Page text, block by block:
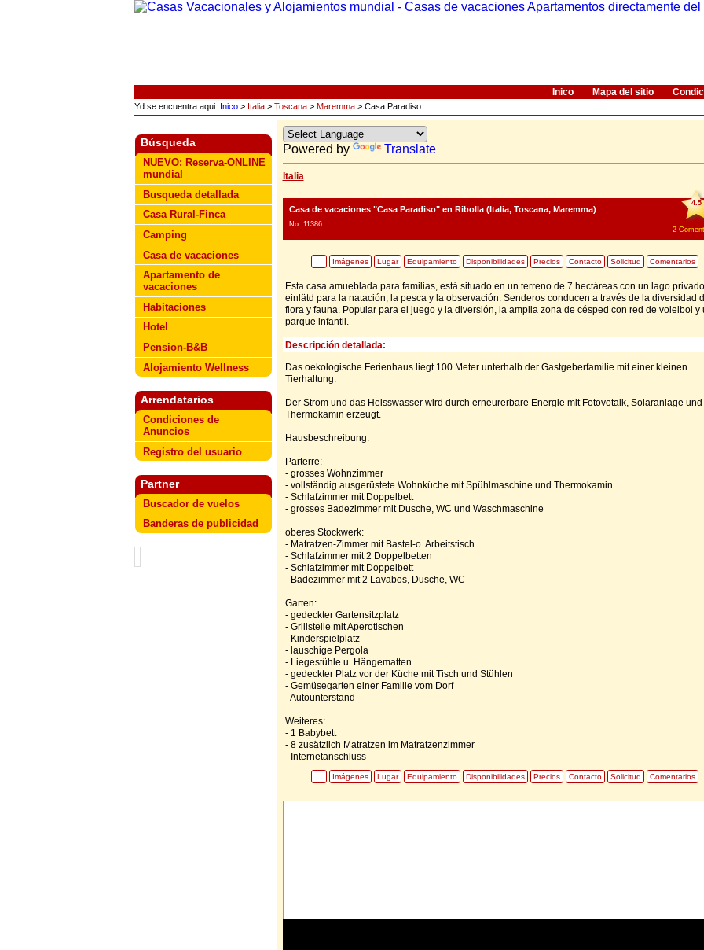
Inico Mapa del sitio
Yd se encuentra aqui: Inico> Italia> Toscana> Maremma> Casa Paradiso
Búsqueda
NUEVO: Reserva-ONLINE
mundial
Busqueda detallada
Casa Rural-Finca
Camping
Casa de vacaciones
Apartamento de
vacaciones
Habitaciones
Hotel
Pension-B&B
Alojamiento Wellness
Arrendatarios
Condiciones de
Anuncios
Registro del usuario
Partner
Buscador de vuelos
Banderas de publicidad
Powered by Translate
Italia
4.5
2
Casa de vacaciones "Casa Paradiso"en Ribolla (Italia, Toscana, Maremma)
No. 11386
Imágenes Lugar Equipamiento Disponibilidades Precios Contacto Solicitud Comentarios
Esta casa amueblada para familias, está situado en un terreno de 7 hectáreas con un lago
einlätd para la natación, la pesca y la observación. Senderos conducen a través de la diversidad
flora y fauna. Popular para el juego y la diversión, la amplia zona de césped con red de voleibol y
parque infantil.
Descripción detallada:
Das oekologische Ferienhaus liegt 100 Meter unterhalb der Gastgeberfamilie mit einer kleinen
Tierhaltung.
Der Strom und das Heisswasser wird durch erneurerbare Energie mit Fotovotaik, Solaranlage und
Thermokamin erzeugt.
Hausbeschreibung:
Parterre:
- grosses Wohnzimmer
- vollständig ausgerüstete Wohnküche mit Spühlmaschine und Thermokamin
- Schlafzimmer mit Doppelbett
- grosses Badezimmer mit Dusche, WC und Waschmaschine
oberes Stockwerk:
- Matratzen-Zimmer mit Bastel-o. Arbeitstisch
- Schlafzimmer mit 2 Doppelbetten
- Schlafzimmer mit Doppelbett
- Badezimmer mit 2 Lavabos, Dusche, WC
Garten:
- gedeckter Gartensitzplatz
- Grillstelle mit Aperotischen
- Kinderspielplatz
- lauschige Pergola
- Liegestühle u. Hängematten
- gedeckter Platz vor der Küche mit Tisch und Stühlen
- Gemüsegarten einer Familie vom Dorf
- Autounterstand
Weiteres:
- 1 Babybett
- 8 zusätzlich Matratzen im Matratzenzimmer
- Internetanschluss
Imágenes Lugar Equipamiento Disponibilidades Precios Contacto Solicitud Comentarios